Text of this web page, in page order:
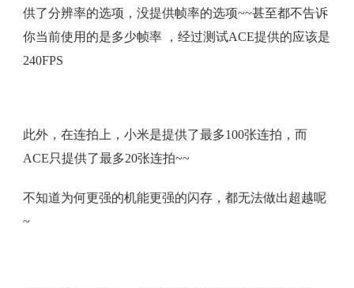
供了分辨率的选项，没提供帧率的选项~~甚至都不告诉
你当前使用的是多少帧率 ，经过测试ACE提供的应该是
240FPS
此外，在连拍上，小米是提供了最多100张连拍，而
ACE只提供了最多20张连拍~~
不知道为何更强的机能更强的闪存，都无法做出超越呢
~